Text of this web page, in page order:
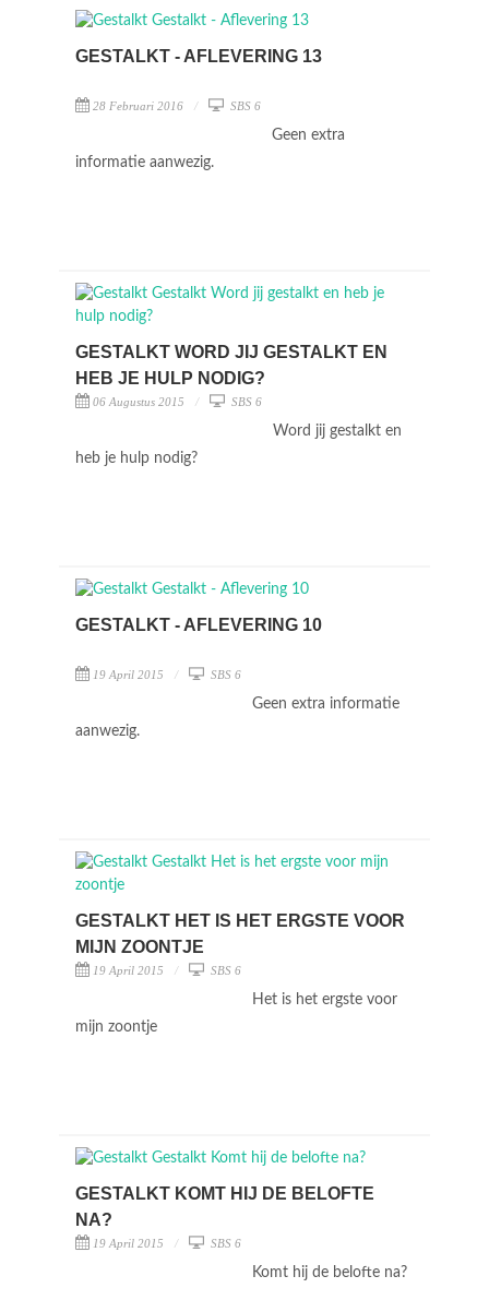
GESTALKT - AFLEVERING 13
28 Februari 2016 SBS 6
Geen extra
informatie aanwezig.
GESTALKT WORD JIJ GESTALKT EN
HEB JE HULP NODIG?
06 Augustus 2015 SBS 6
Word jij gestalkt en
heb je hulp nodig?
GESTALKT - AFLEVERING 10
19 April 2015 SBS 6
Geen extra informatie
aanwezig.
GESTALKT HET IS HET ERGSTE VOOR
MIJN ZOONTJE
19 April 2015 SBS 6
Het is het ergste voor
mijn zoontje
GESTALKT KOMT HIJ DE BELOFTE
NA?
19 April 2015 SBS 6
Komt hij de belofte na?